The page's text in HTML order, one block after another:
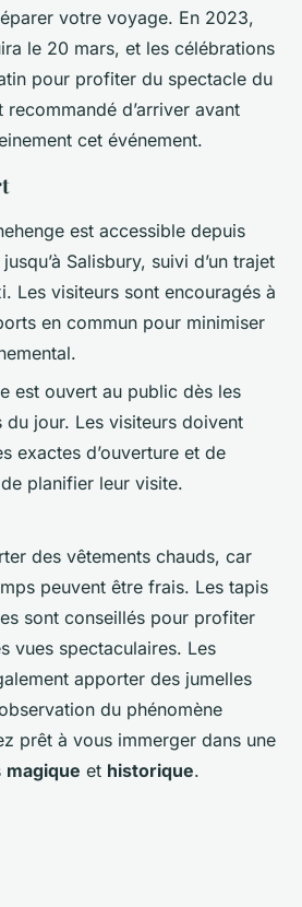
votre voyage. En 2023,
le 20 mars, et les célébrations
pour profiter du spectacle du
d’arriver avant
cet événement.
est accessible depuis
Salisbury, suivi d’un trajet
Les visiteurs sont encouragés à
en commun pour minimiser
est ouvert au public dès les
du jour. Les visiteurs doivent
exactes d’ouverture et de
planifier leur visite.
des vêtements chauds, car
peuvent être frais. Les tapis
sont conseillés pour profiter
vues spectaculaires. Les
apporter des jumelles
du phénomène
prêt à vous immerger dans une
magique et historique.